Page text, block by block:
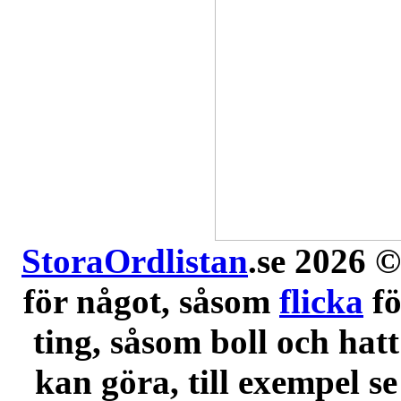
StoraOrdlistan.se 2026
för något, såsom flicka
ting, såsom boll och
kan göra, till exempel